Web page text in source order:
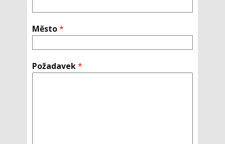
Město*
Požadavek*